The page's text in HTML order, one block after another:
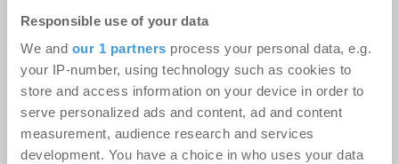
Responsible use of your data
We and our 1 partners process your personal data, e.g.
your IP-number, using technology such as cookies to
store and access information on your device in order to
serve personalized ads and content, ad and content
measurement, audience research and services
development. You have a choice in who uses your data